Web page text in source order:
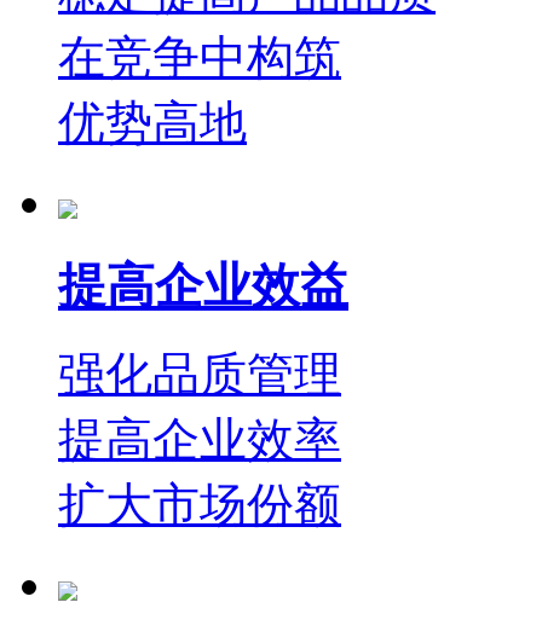
在竞争中构筑
优势高地
提高企业效益
强化品质管理
提高企业效率
扩大市场份额